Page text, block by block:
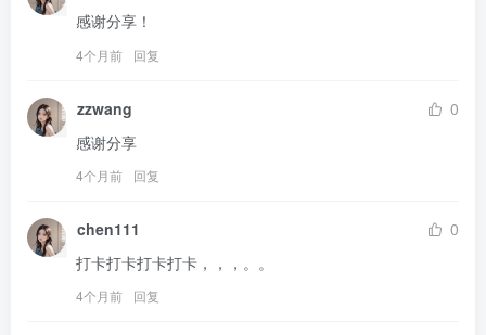
感谢分享！
4个月前 回复
zzwang
0
感谢分享
4个月前 回复
chen111
0
打卡打卡打卡打卡，，，。。
4个月前 回复